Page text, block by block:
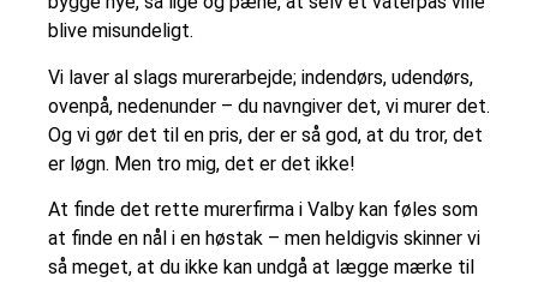
blive misundeligt.
Vi laver al slags murerarbejde; indendørs, udendørs,
ovenpå, nedenunder – du navngiver det, vi murer det.
Og vi gør det til en pris, der er så god, at du tror, det
er løgn. Men tro mig, det er det ikke!
At finde det rette murerfirma i Valby kan føles som
at finde en nål i en høstak – men heldigvis skinner vi
så meget, at du ikke kan undgå at lægge mærke til